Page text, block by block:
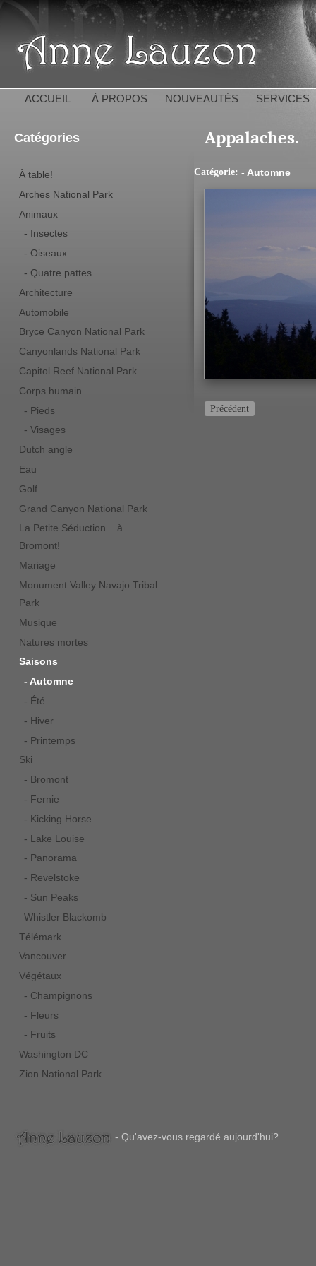
Anne
ACCUEIL À PROPOS NOUVEAUTÉS SERVICES
Catégories
À table!
Arches National Park
Animaux
- Insectes
- Oiseaux
- Quatre pattes
Architecture
Automobile
Bryce Canyon National Park
Canyonlands National Park
Capitol Reef National Park
Corps humain
- Pieds
- Visages
Dutch angle
Eau
Golf
Grand Canyon National Park
La Petite Séduction... à
Bromont!
Mariage
Monument Valley Navajo Tribal
Park
Musique
Natures mortes
Saisons
- Automne
- Été
- Hiver
- Printemps
Ski
- Bromont
- Fernie
- Kicking Horse
- Lake Louise
- Panorama
- Revelstoke
- Sun Peaks
Whistler Blackomb
Télémark
Vancouver
Végétaux
- Champignons
- Fleurs
- Fruits
Washington DC
Zion National Park
Appalaches.
Catégorie: - Automne
Précédent
- Qu'avez-vous regardé aujourd'hui?